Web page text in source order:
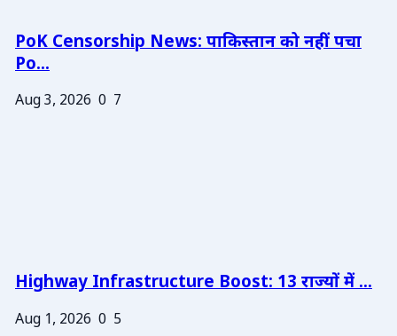
PoK Censorship News: पाकिस्तान को नहीं पचा
Po...
Aug 3, 2026 0 7
Highway Infrastructure Boost: 13 राज्यों में ...
Aug 1, 2026 0 5